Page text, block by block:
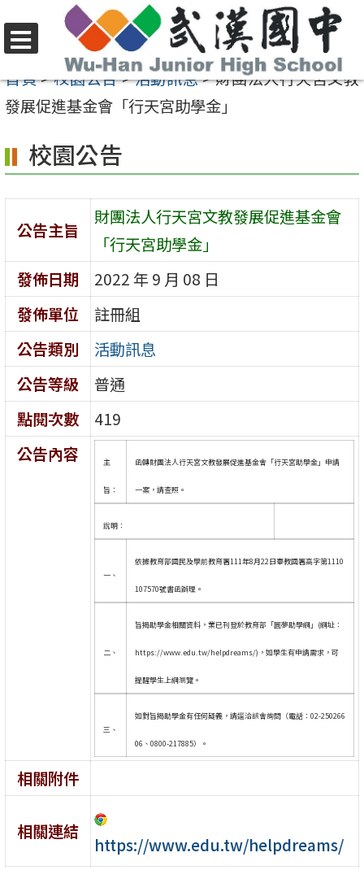
至
要
容
區
選
單
首頁>校園公告>活動訊息>財團法人行天宮文教
發展促進基金會「行天宮助學金」
校園公告
公告主旨
財團法人行天宮文教發展促進基金會
「行天宮助學金」
發佈日期
2022 年 9 月 08 日
發佈單位
註冊組
公告類別
活動訊息
公告等級
普通
點閱次數
419
公告內容
主
旨：
函轉財團法人行天宮文教發展促進基金會「行天宮助學金」申請
一案，請查照。
說明：
一、
依據教育部國民及學前教育署111年8月22日臺教國署高字第1110
107570號書函辦理。
二、
旨揭助學金相關資料，業已刊登於教育部「圓夢助學網」(網址：
https://www.edu.tw/helpdreams/)，如學生有申請需求，可
提醒學生上網瀏覽。
三、
如對旨揭助學金有任何疑義，請逕洽該會詢問（電話：02-250266
06、0800-217885）。
相關附件
相關連結
https://www.edu.tw/helpdreams/